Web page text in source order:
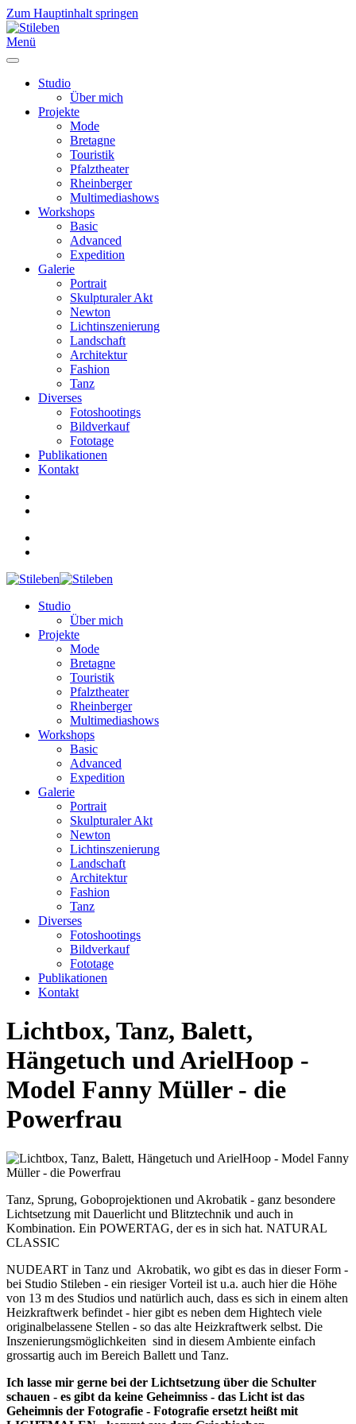
Zum Hauptinhalt springen
Menü
Studio
Über mich
Projekte
Mode
Bretagne
Touristik
Pfalztheater
Rheinberger
Multimediashows
Workshops
Basic
Advanced
Expedition
Galerie
Portrait
Skulpturaler Akt
Newton
Lichtinszenierung
Landschaft
Architektur
Fashion
Tanz
Diverses
Fotoshootings
Bildverkauf
Fototage
Publikationen
Kontakt
Studio
Über mich
Projekte
Mode
Bretagne
Touristik
Pfalztheater
Rheinberger
Multimediashows
Workshops
Basic
Advanced
Expedition
Galerie
Portrait
Skulpturaler Akt
Newton
Lichtinszenierung
Landschaft
Architektur
Fashion
Tanz
Diverses
Fotoshootings
Bildverkauf
Fototage
Publikationen
Kontakt
Lichtbox, Tanz, Balett,
Hängetuch und ArielHoop -
Model Fanny Müller - die
Powerfrau
Tanz, Sprung, Goboprojektionen und Akrobatik - ganz besondere
Lichtsetzung mit Dauerlicht und Blitztechnik und auch in
Kombination. Ein POWERTAG, der es in sich hat. NATURAL
CLASSIC
NUDEART in Tanz und Akrobatik, wo gibt es das in dieser Form -
bei Studio Stileben - ein riesiger Vorteil ist u.a. auch hier die Höhe
von 13 m des Studios und natürlich auch, dass es sich in einem alten
Heizkraftwerk befindet - hier gibt es neben dem Hightech viele
originalbelassene Stellen - so das alte Heizkraftwerk selbst. Die
Inszenierungsmöglichkeiten sind in diesem Ambiente einfach
grossartig auch im Bereich Ballett und Tanz.
Ich lasse mir gerne bei der Lichtsetzung über die Schulter
schauen - es gibt da keine Geheimniss - das Licht ist das
Geheimnis der Fotografie - Fotografie ersetzt heißt mit